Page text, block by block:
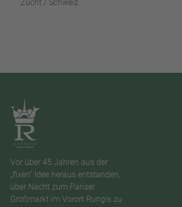
Zucht / Schweiz
Vor über 45 Jahren aus der
„fixen“ Idee heraus entstanden,
über Nacht zum Pariser
Großmarkt im Vorort Rungis zu